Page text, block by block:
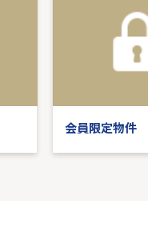
会員限定物件